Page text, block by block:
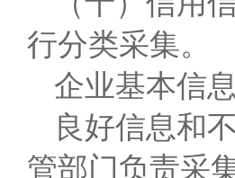
行分类采集。
企业基本信
良好信息和
管部门负责采